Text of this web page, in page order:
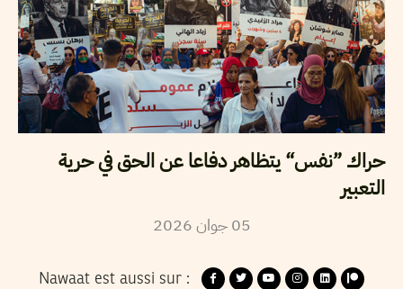
حراك ”نفس“ يتظاهر دفاعا عن الحق في حرية
التعبير
05 جوان2026
Nawaat est aussi sur :